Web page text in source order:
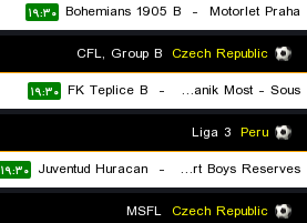
Motorlet Praha
-
Bohemians 1905 B ۱۹:۳۰
Czech Republic
FK Banik Most - Sous
-
FK Teplice B ۱۹:۳۰
Peru
Sport Boys Reserves
-
Juventud Huracan ۱۹:۳۰
Czech Republic